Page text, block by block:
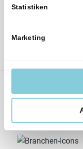
Statistiken
Marketing
Unsere
Ihr Erfolg